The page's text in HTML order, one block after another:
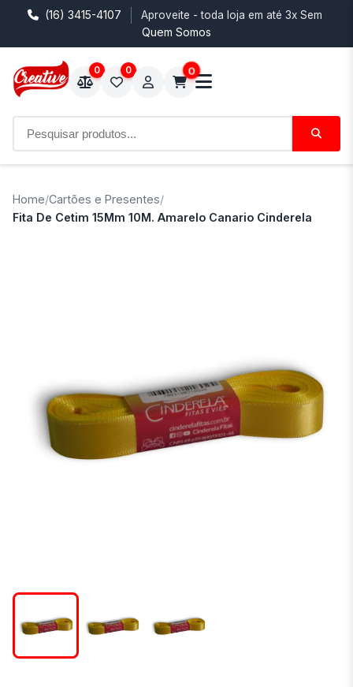
(16) 3415-4107 Aproveite - toda loja em até 3x Sem
Quem Somos
0 0 0
Home/Cartões e Presentes/
Fita De Cetim 15Mm 10M. Amarelo Canario Cinderela